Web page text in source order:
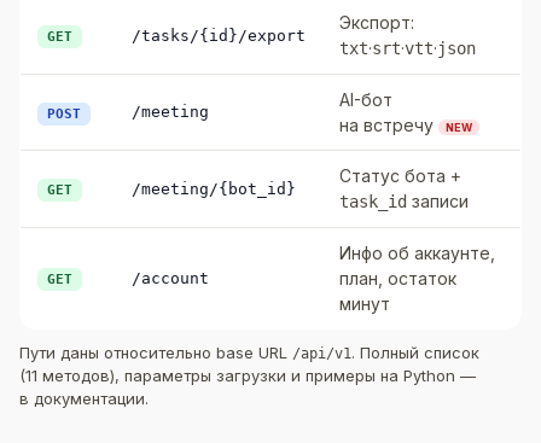
GET /tasks/{id}/export
Экспорт:
txt·srt·vtt·json
POST /meeting
AI-бот
на встречу
NEW
GET /meeting/{bot_id}
Статус бота +
task_id записи
GET /account
Инфо об аккаунте,
план, остаток
минут
Пути даны относительно base URL /api/v1. Полный список
(11 методов), параметры загрузки и примеры на Python —
в документации.